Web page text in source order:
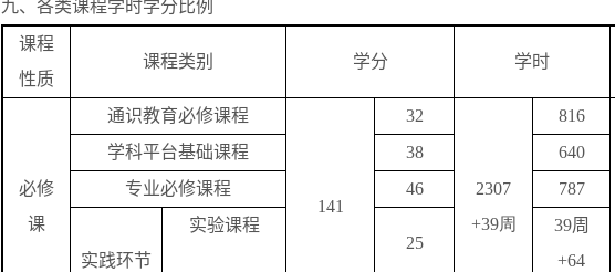
九、各类课程学时学分比例
课程
性质
课程类别 学分 学时
必修
课
通识教育必修课程
141
32
2307
+39周
816
学科平台基础课程
38 640
专业必修课程
46 787
实践环节
实验课程
25
39周
+64